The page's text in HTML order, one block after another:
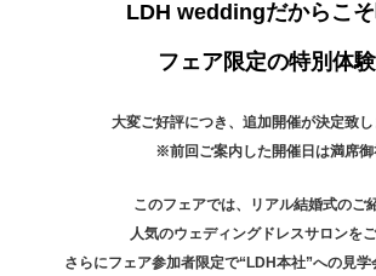
LDH weddingだからこそ
フェア限定の特別体
大変ご好評につき、追加開催が決定致し
※前回ご案内した開催日は満席御
このフェアでは、リアル結婚式のご
人気のウェディングドレスサロンを
さらにフェア参加者限定で“LDH本社”への見学